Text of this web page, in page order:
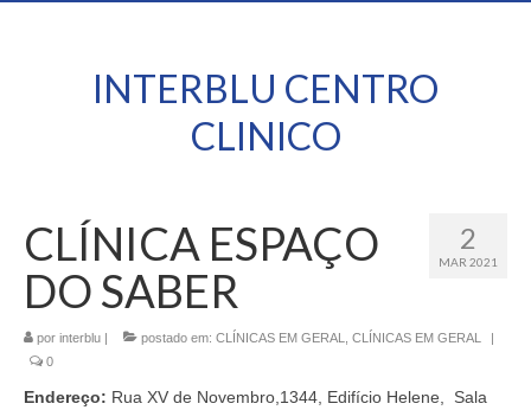
INTERBLU CENTRO
CLINICO
2
MAR 2021
CLÍNICA ESPAÇO
DO SABER
por interblu | postado em: CLÍNICAS EM GERAL CLÍNICAS EM GERAL
|
0
Endereço: Rua XV de Novembro,1344, Edifício Helene, Sala